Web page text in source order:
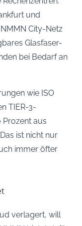
und
City-Netz
Glasfaser-
bei Bedarf an
wie ISO
TIER-3-
aus
ist nicht nur
immer öfter
verlagert, will